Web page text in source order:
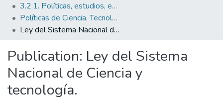
All of DSpace
Statistics
3.2.1. Políticas, estudios, evaluaciones e indicadores de CTeI
Políticas de Ciencia, Tecnología e Innovación
Ley del Sistema Nacional de Ciencia y tecnología.
Publication: Ley del Sistema
Nacional de Ciencia y
tecnología.